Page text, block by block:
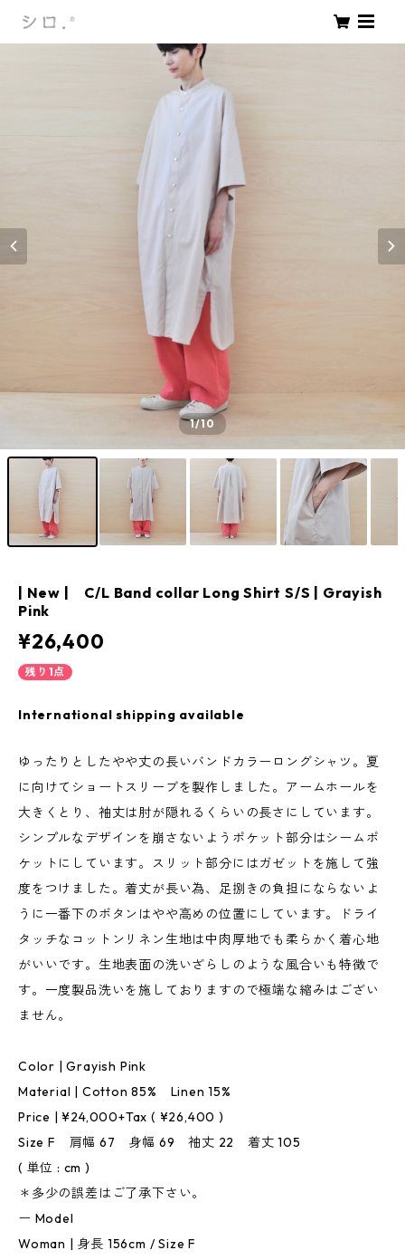
1/10
| New | C/L Band collar Long Shirt S/S | Grayish
Pink
¥26,400
残り1点
International shipping available
ゆったりとしたやや丈の長いバンドカラーロングシャツ。夏
に向けてショートスリーブを製作しました。アームホールを
大きくとり、袖丈は肘が隠れるくらいの長さにしています。
シンプルなデザインを崩さないようポケット部分はシームポ
ケットにしています。スリット部分にはガゼットを施して強
度をつけました。着丈が長い為、足捌きの負担にならないよ
うに一番下のボタンはやや高めの位置にしています。ドライ
タッチなコットンリネン生地は中肉厚地でも柔らかく着心地
がいいです。生地表面の洗いざらしのような風合いも特徴で
す。一度製品洗いを施しておりますので極端な縮みはござい
ません。
Color | Grayish Pink
Material | Cotton 85% Linen 15%
Price | ¥24,000+Tax ( ¥26,400 )
Size F 肩幅 67 身幅 69 袖丈 22 着丈 105
( 単位 : cm )
＊多少の誤差はご了承下さい。
ー Model
Woman | 身長 156cm / Size F